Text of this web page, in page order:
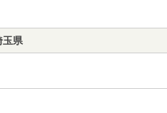
玉県